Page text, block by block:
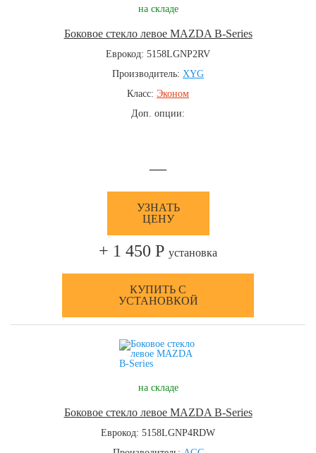
на складе
Боковое стекло левое MAZDA B-Series
Еврокод: 5158LGNP2RV
Производитель: XYG
Класс: Эконом
Доп. опции:
—
УЗНАТЬ
ЦЕНУ
+ 1 450 Р установка
КУПИТЬ С
УСТАНОВКОЙ
на складе
Боковое стекло левое MAZDA B-Series
Еврокод: 5158LGNP4RDW